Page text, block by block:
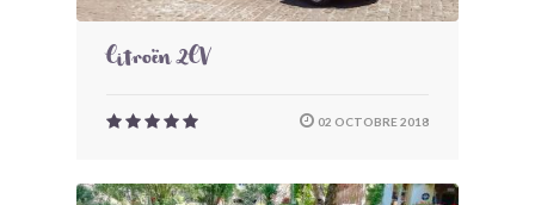
Citroën 2CV
02 OCTOBRE 2018